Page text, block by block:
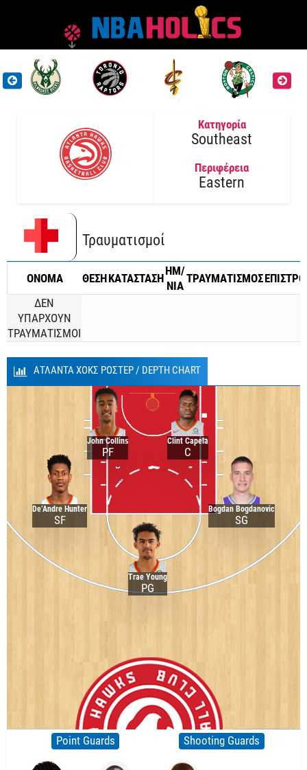
Κατηγορία
Southeast
Περιφέρεια
Eastern
Τραυματισμοί
ONOMA ΘΕΣΗΚΑΤΑΣΤΑΣΗ
ΗΜ/
ΝΙΑ
ΤΡΑΥΜΑΤΙΣΜΟΣ
ΔΕΝ
ΥΠΑΡΧΟΥΝ
ΤΡΑΥΜΑΤΙΣΜΟΙ
ΑΤΛΑΝΤΑ ΧΟΚΣ ΡΟΣΤΕΡ / DEPTH CHART
John Collins
PF
De’Andre Hunter
SF
Trae Young
PG
Bogdan Bogdanovic
SG
Clint Capela
C
Point Guards Shooting Guards